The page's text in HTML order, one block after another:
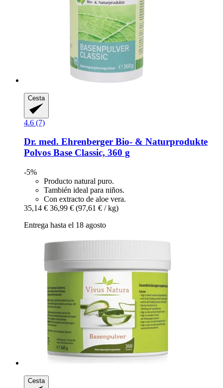
Cesta
4.6 (7)
Dr. med. Ehrenberger Bio- & Naturprodukte
Polvos Base Classic, 360 g
-5%
Producto natural puro.
También ideal para niños.
Con extracto de aloe vera.
35,14 € 36,99 € (97,61 € / kg)
Entrega hasta el 18 agosto
Cesta